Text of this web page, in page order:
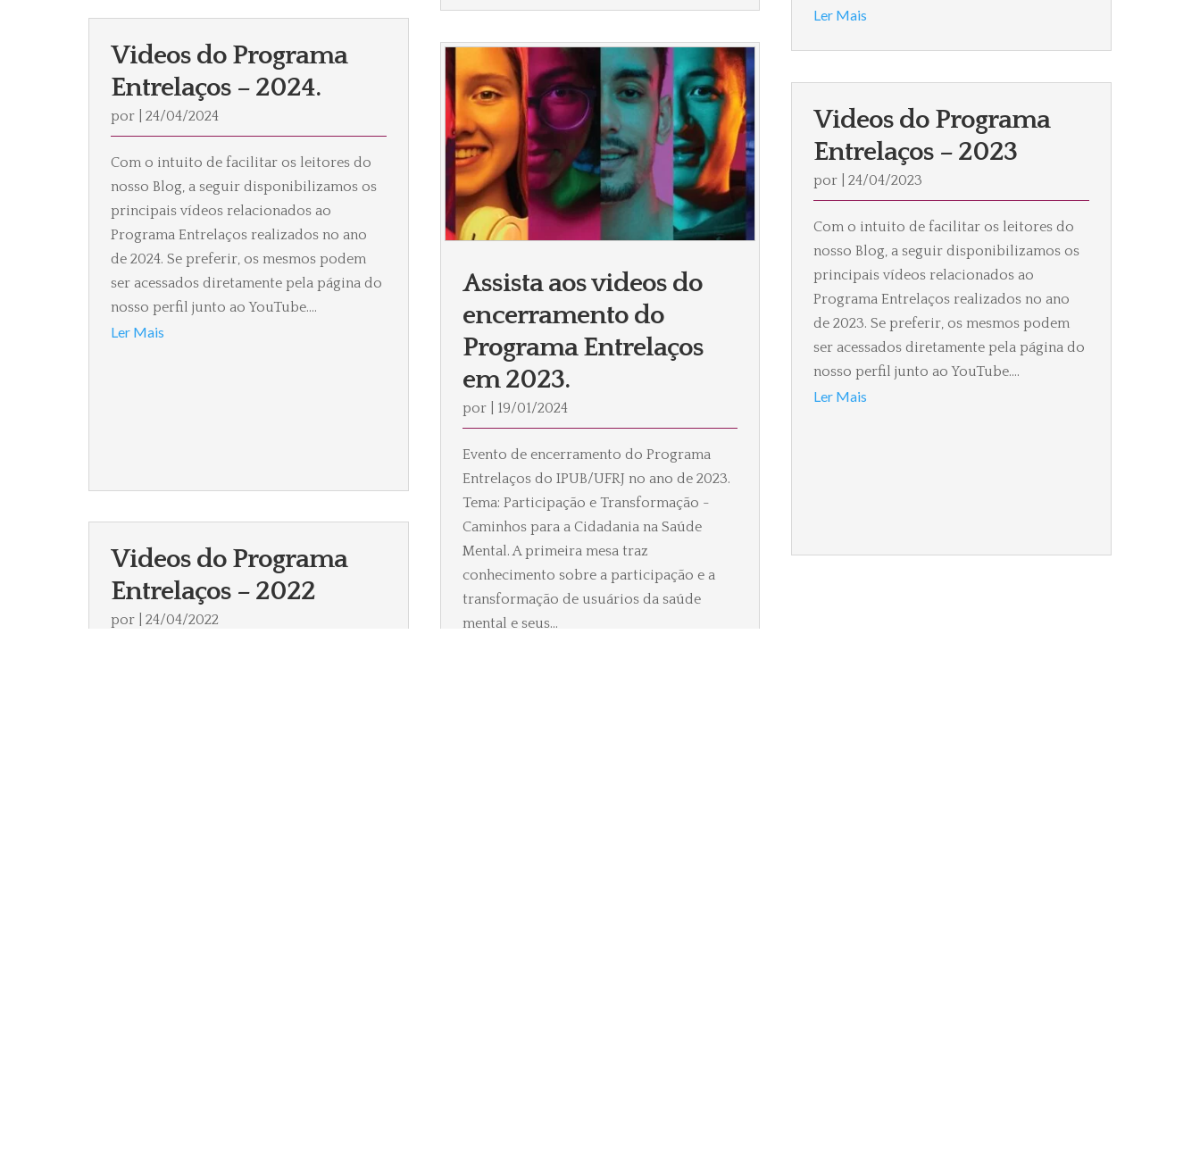
Videos do Programa
Entrelaços – 2024.
por |24/04/2024
Com o intuito de facilitar os leitores do
nosso Blog, a seguir disponibilizamos os
principais vídeos relacionados ao
Programa Entrelaços realizados no ano
de 2024. Se preferir, os mesmos podem
ser acessados diretamente pela página do
nosso perfil junto ao YouTube....
Ler Mais
Videos do Programa
Entrelaços – 2022
por |24/04/2022
Assista aos videos do
encerramento do
Programa Entrelaços
em 2023.
por 19/01/2024
Evento de encerramento do Programa
Entrelaços do IPUB/UFRJ no ano de 2023.
Tema: Participação e Transformação -
Caminhos para a Cidadania na Saúde
Mental. A primeira mesa traz
conhecimento sobre a participação e a
transformação de usuários da saúde
mental e seus...
Ler Mais
Videos do Programa
Entrelaços – 2023
por 24/04/2023
Com o intuito de facilitar os leitores do
nosso Blog, a seguir disponibilizamos os
principais vídeos relacionados ao
Programa Entrelaços realizados no ano
de 2023. Se preferir, os mesmos podem
ser acessados diretamente pela página do
nosso perfil junto ao YouTube....
Ler Mais